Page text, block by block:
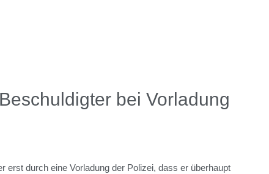
bei Vorladung
erst durch eine Vorladung der Polizei, dass er überhaupt